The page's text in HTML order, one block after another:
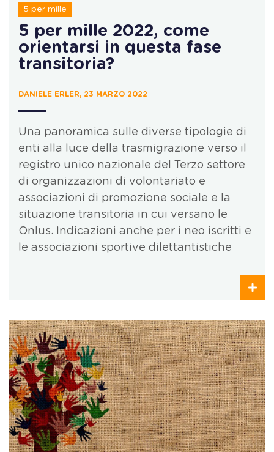
5 per mille
5 per mille 2022, come
orientarsi in questa fase
transitoria?
DANIELE ERLER, 23 MARZO 2022
Una panoramica sulle diverse tipologie di
enti alla luce della trasmigrazione verso il
registro unico nazionale del Terzo settore
di organizzazioni di volontariato e
associazioni di promozione sociale e la
situazione transitoria in cui versano le
Onlus. Indicazioni anche per i neo iscritti e
le associazioni sportive dilettantistiche